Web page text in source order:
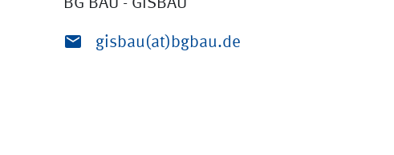
BG BAU - GISBAU
gisbau(at)bgbau.de